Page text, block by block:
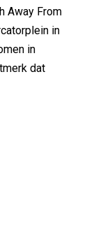
Away From
in
in
dat